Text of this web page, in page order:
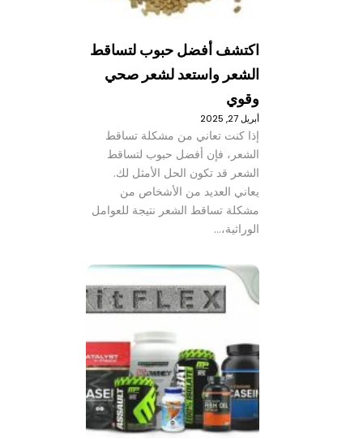
اكتشف أفضل حبوب لتساقط
الشعر واستعد لشعر صحي
وقوي
أبريل 27, 2025
إذا كنت تعاني من مشكلة تساقط
الشعر، فإن أفضل حبوب لتساقط
الشعر قد تكون الحل الأمثل لك.
يعاني العديد من الأشخاص من
مشكلة تساقط الشعر نتيجة للعوامل
الوراثية،…